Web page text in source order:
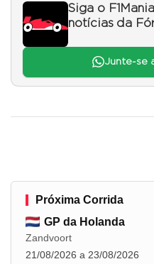
Siga o
notícias da
Junte-se
Próxima Corrida
GP da Holanda
Zandvoort
21/08/2026 a 23/08/2026